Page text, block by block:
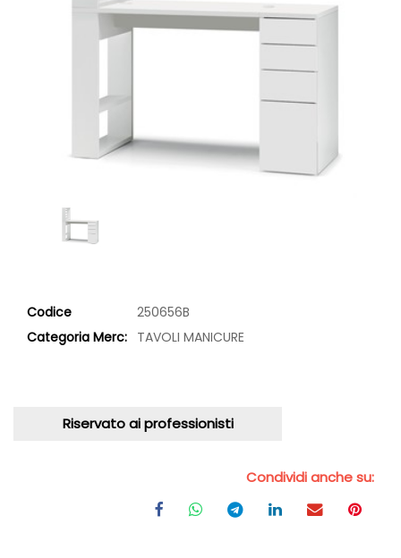
Codice
250656B
Categoria Merc: TAVOLI MANICURE
Riservato ai professionisti
Condividi anche su: